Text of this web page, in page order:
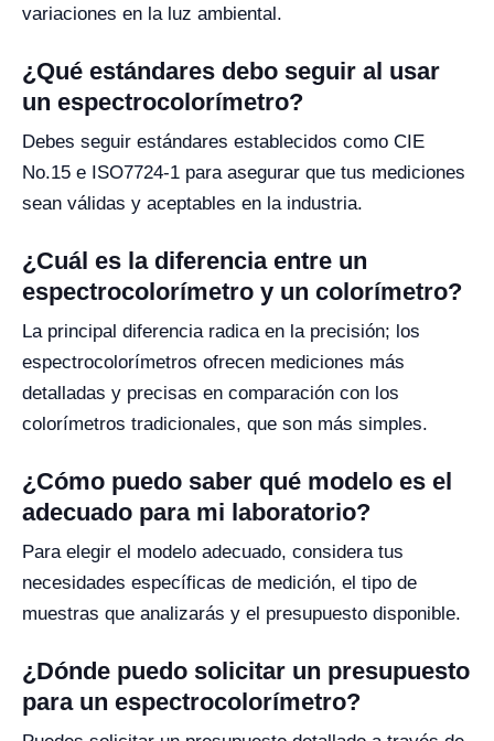
variaciones en la luz ambiental.
¿Qué estándares debo seguir al usar
un espectrocolorímetro?
Debes seguir estándares establecidos como CIE
No.15 e ISO7724-1 para asegurar que tus mediciones
sean válidas y aceptables en la industria.
¿Cuál es la diferencia entre un
espectrocolorímetro y un colorímetro?
La principal diferencia radica en la precisión; los
espectrocolorímetros ofrecen mediciones más
detalladas y precisas en comparación con los
colorímetros tradicionales, que son más simples.
¿Cómo puedo saber qué modelo es el
adecuado para mi laboratorio?
Para elegir el modelo adecuado, considera tus
necesidades específicas de medición, el tipo de
muestras que analizarás y el presupuesto disponible.
¿Dónde puedo solicitar un presupuesto
para un espectrocolorímetro?